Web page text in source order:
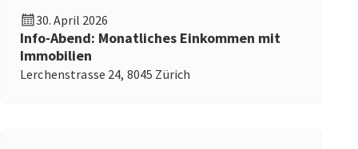
30. April 2026
Info-Abend: Monatliches Einkommen mit
Immobilien
Lerchenstrasse 24, 8045 Zürich